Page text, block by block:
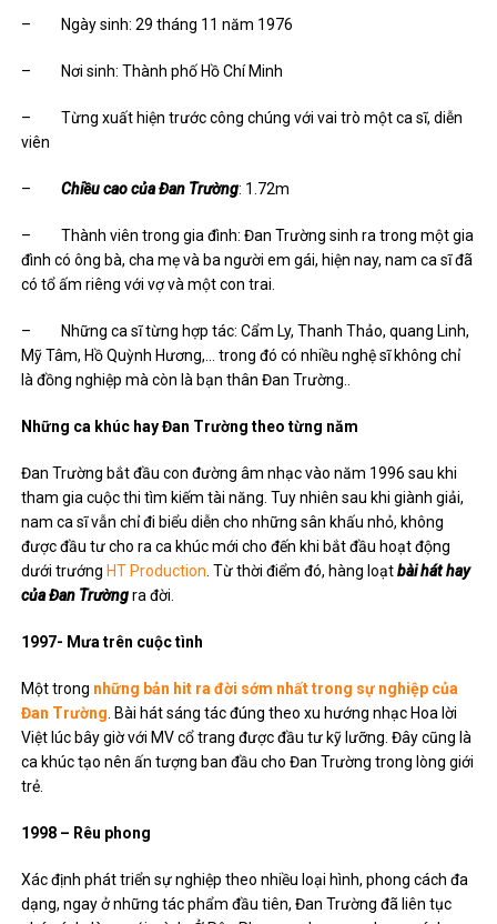
– Ngày sinh: 29 tháng 11 năm 1976
– Nơi sinh: Thành phố Hồ Chí Minh
– Từng xuất hiện trước công chúng với vai trò một ca sĩ, diễn
viên
–Chiều cao của Đan Trường: 1.72m
– Thành viên trong gia đình: Đan Trường sinh ra trong một gia
đình có ông bà, cha mẹ và ba người em gái, hiện nay, nam ca sĩ đã
có tổ ấm riêng với vợ và một con trai.
– Những ca sĩ từng hợp tác: Cẩm Ly, Thanh Thảo, quang Linh,
Mỹ Tâm, Hồ Quỳnh Hương,… trong đó có nhiều nghệ sĩ không chỉ
là đồng nghiệp mà còn là bạn thân Đan Trường..
Những ca khúc hay Đan Trường theo từng năm
Đan Trường bắt đầu con đường âm nhạc vào năm 1996 sau khi
tham gia cuộc thi tìm kiếm tài năng. Tuy nhiên sau khi giành giải,
nam ca sĩ vẫn chỉ đi biểu diễn cho những sân khấu nhỏ, không
được đầu tư cho ra ca khúc mới cho đến khi bắt đầu hoạt động
dưới trướng HT Production . Từ thời điểm đó, hàng loạtbài hát hay
của Đan Trườngra đời.
1997- Mưa trên cuộc tình
Một trong những bản hit ra đời sớm nhất trong sự nghiệp của
Đan Trường . Bài hát sáng tác đúng theo xu hướng nhạc Hoa lời
Việt lúc bây giờ với MV cổ trang được đầu tư kỹ lưỡng. Đây cũng là
ca khúc tạo nên ấn tượng ban đầu cho Đan Trường trong lòng giới
trẻ.
1998 – Rêu phong
Xác định phát triển sự nghiệp theo nhiều loại hình, phong cách đa
dạng, ngay ở những tác phẩm đầu tiên, Đan Trường đã liên tục